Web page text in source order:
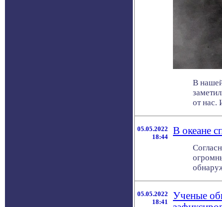
В
от нас.
05.05.2022
18:44
В океане
05.05.2022
18:41
Ученые